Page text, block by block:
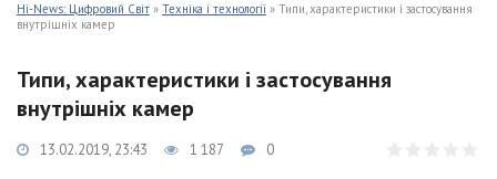
Hi-News: Цифровий Світ » Техніка і технології » Типи, характеристики і застосування
внутрішніх камер
Типи, характеристики і застосування
внутрішніх камер
13.02.2019, 23:43 1 187 0